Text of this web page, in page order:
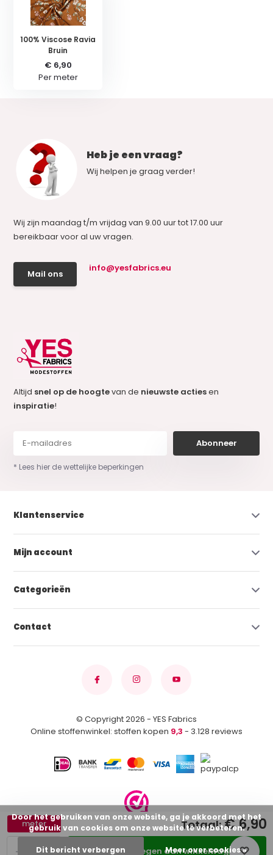
+
-
meter
Toevoegen aan winkelwagen
Totaal:€ 6,90
100% Viscose Ravia
Bruin
€ 6,90
Per meter
Heb je een vraag?
Wij helpen je graag verder!
Wij zijn maandag t/m vrijdag van 9.00 uur tot 17.00 uur
bereikbaar voor al uw vragen.
Mail ons
info@yesfabrics.eu
Altijd snel op de hoogtevan de nieuwste actiesen
inspiratie!
Abonneer
* Lees hier de wettelijke beperkingen
Klantenservice
Mijn account
Categorieën
Contact
© Copyright 2026 - YES Fabrics
Online stoffenwinkel: stoffen kopen 9,3 - 3.128 reviews
Door het gebruiken van onze website, ga je akkoord met het
gebruik van cookies om onze website te verbeteren.
Dit bericht verbergen Meer over cookies »